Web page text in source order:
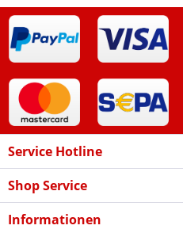
Service Hotline
Shop Service
Informationen